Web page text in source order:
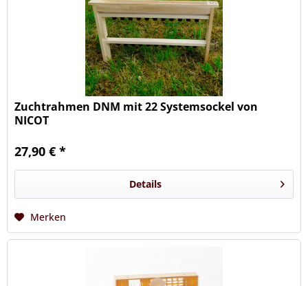
Zuchtrahmen DNM mit 22 Systemsockel von
NICOT
27,90 € *
Details
Merken